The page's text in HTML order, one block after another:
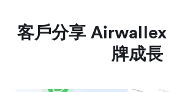
客戶分享 Airwallex
牌成長